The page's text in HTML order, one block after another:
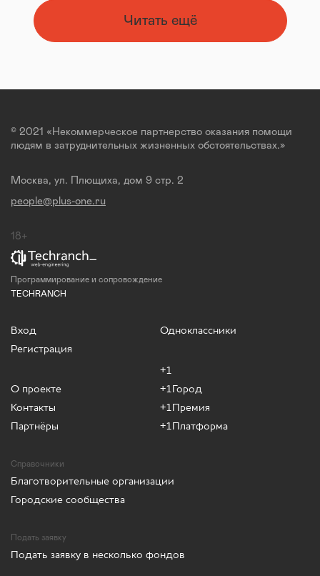
Читать ещё
© 2021 «Некоммерческое партнерство оказания помощи
людям в затруднительных жизненных обстоятельствах.»
Москва, ул. Плющиха, дом 9 стр. 2
people@plus-one.ru
18+
Программирование и сопровождение
TECHRANCH
Вход
Регистрация
О проекте
Контакты
Партнёры
Одноклассники
+1
+1Город
+1Премия
+1Платформа
Справочники
Благотворительные организации
Городские сообщества
Подать заявку
Подать заявку в несколько фондов